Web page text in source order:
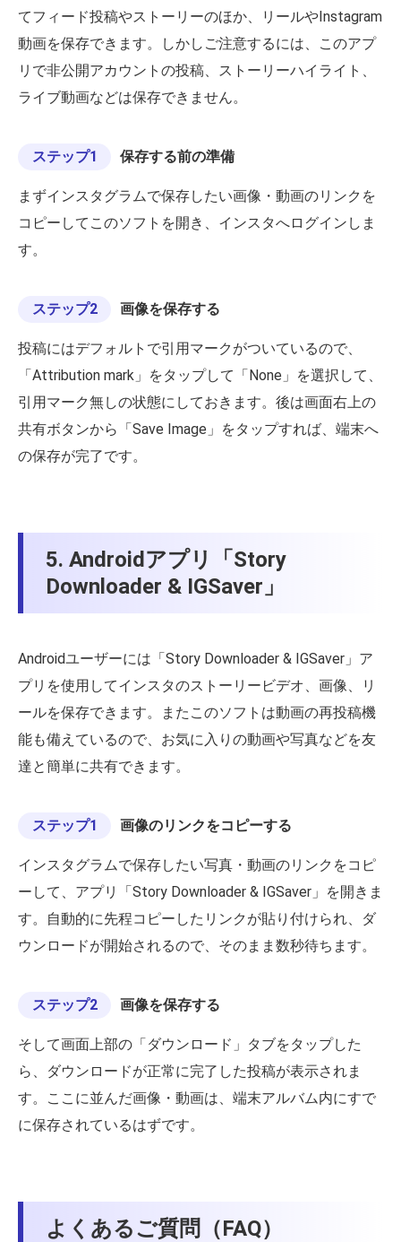
てフィード投稿やストーリーのほか、リールやInstagram
動画を保存できます。しかしご注意するには、このアプ
リで非公開アカウントの投稿、ストーリーハイライト、
ライブ動画などは保存できません。
ステップ1 保存する前の準備
まずインスタグラムで保存したい画像・動画のリンクを
コピーしてこのソフトを開き、インスタへログインしま
す。
ステップ2 画像を保存する
投稿にはデフォルトで引用マークがついているので、
「Attribution mark」をタップして「None」を選択して、
引用マーク無しの状態にしておきます。後は画面右上の
共有ボタンから「Save Image」をタップすれば、端末へ
の保存が完了です。
5. Androidアプリ「Story
Downloader & IGSaver」
Androidユーザーには「Story Downloader & IGSaver」ア
プリを使用してインスタのストーリービデオ、画像、リ
ールを保存できます。またこのソフトは動画の再投稿機
能も備えているので、お気に入りの動画や写真などを友
達と簡単に共有できます。
ステップ1 画像のリンクをコピーする
インスタグラムで保存したい写真・動画のリンクをコピ
ーして、アプリ「Story Downloader & IGSaver」を開きま
す。自動的に先程コピーしたリンクが貼り付けられ、ダ
ウンロードが開始されるので、そのまま数秒待ちます。
ステップ2 画像を保存する
そして画面上部の「ダウンロード」タブをタップした
ら、ダウンロードが正常に完了した投稿が表示されま
す。ここに並んだ画像・動画は、端末アルバム内にすで
に保存されているはずです。
よくあるご質問（FAQ）